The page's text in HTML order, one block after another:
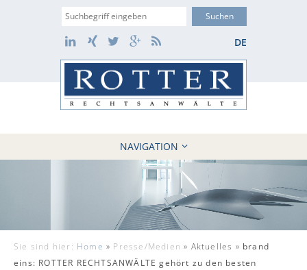
Suche
DE
LinkedIn
Xing TwitterGoogle+
RSS
NAVIGATION
HOME
KANZLEI
10 GRÜNDE
FÄLLE
REFERENZEN
Sie sind hier: Home » Presse/Medien » Aktuelles » brand
eins: ROTTER RECHTSANWÄLTE gehört zu den besten